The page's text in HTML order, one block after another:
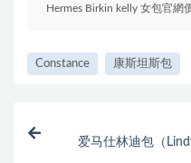
Hermes Birkin kelly 女包官網
Constance 康斯坦斯包
爱马仕林迪包（